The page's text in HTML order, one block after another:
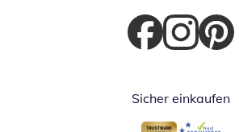
Öffnet in neuem
Öffnet in
Sicher einkaufen